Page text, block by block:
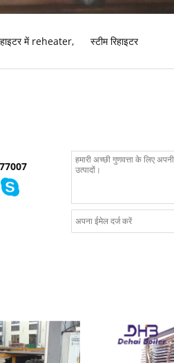
में reheater, स्टीम रिहाइटर